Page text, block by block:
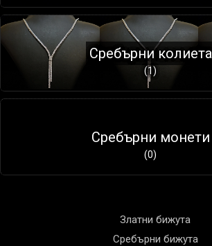
Сребърни колиета
(1)
Сребърни монети
(0)
Златни бижута
Сребърни бижута